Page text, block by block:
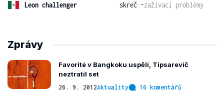
Leon challenger
skreč -zažívací problémy
Zprávy
Favorité v Bangkoku uspěli, Tipsarevič
neztratil set
26. 9. 2012Aktuality 16 komentářů